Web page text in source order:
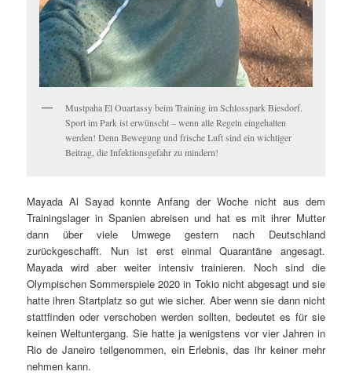
Mustpaha El Ouartassy beim Training im Schlosspark Biesdorf.
Sport im Park ist erwünscht – wenn alle Regeln eingehalten
werden! Denn Bewegung und frische Luft sind ein wichtiger
Beitrag, die Infektionsgefahr zu mindern!
Mayada Al Sayad konnte Anfang der Woche nicht aus dem
Trainingslager in Spanien abreisen und hat es mit ihrer Mutter
dann über viele Umwege gestern nach Deutschland
zurückgeschafft. Nun ist erst einmal Quarantäne angesagt.
Mayada wird aber weiter intensiv trainieren. Noch sind die
Olympischen Sommerspiele 2020 in Tokio nicht abgesagt und sie
hatte ihren Startplatz so gut wie sicher. Aber wenn sie dann nicht
stattfinden oder verschoben werden sollten, bedeutet es für sie
keinen Weltuntergang. Sie hatte ja wenigstens vor vier Jahren in
Rio de Janeiro teilgenommen, ein Erlebnis, das ihr keiner mehr
nehmen kann.